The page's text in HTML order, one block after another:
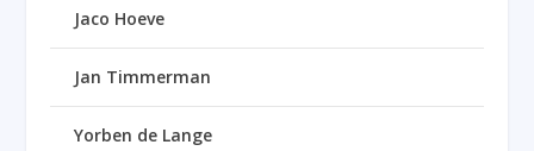
Jaco Hoeve
Jan Timmerman
Yorben de Lange